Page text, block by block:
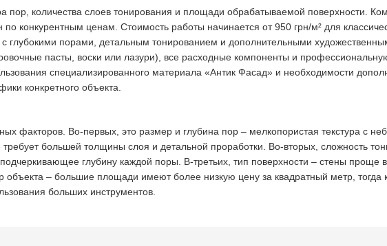
пор, количества слоев тонирования и площади обрабатываемой поверхности.
конкурентным ценам. Стоимость работы начинается от 950 грн/м² для
глубокими порами, детальным тонированием и дополнительными
пасты, воски или лазури), все расходные компоненты и
специализированного материала «Антик Фасад» и необходимости
конкретного объекта.
факторов. Во-первых, это размер и глубина пор – мелкопористая текстура с
большей толщины слоя и детальной проработки. Во-вторых, сложность
глубину каждой поры. В-третьих, тип поверхности – стены проще
– большие площади имеют более низкую цену за квадратный метр, тогда
больших инструментов.